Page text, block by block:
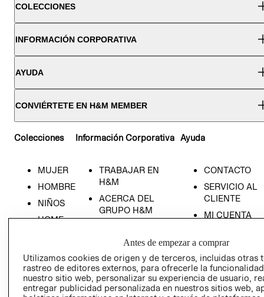
COLECCIONES
INFORMACIÓN CORPORATIVA
AYUDA
CONVIÉRTETE EN H&M MEMBER
Colecciones
MUJER
HOMBRE
NIÑOS
HOME
Información Corporativa
TRABAJAR EN
H&M
ACERCA DEL
GRUPO H&M
SOCIAL
PRENSA
RELACIÓN CON
INVERSIONISTAS
Ayuda
CONTACTO
SERVICIO AL
CLIENTE
MI CUENTA
TIENDAS
- RETIRO EN
TIENDA
Antes de empezar a comprar
Utilizamos cookies de origen y de terceros, incluidas otras
rastreo de editores externos, para ofrecerle la
nuestro sitio web, personalizar su experiencia de usuario,
entregar publicidad personalizada en nuestros sitios web,